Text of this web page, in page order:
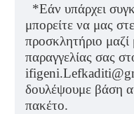
*Εάν υπάρχει
μπορείτε να μας
προσκλητήριο μαζί
παραγγελίας σας
ifigeni.Lefkaditi@
δουλέψουμε βάση
πακέτο.